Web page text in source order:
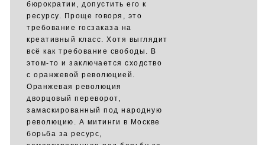
бюрократии, допустить его к
ресурсу. Проще говоря, это
требование госзаказа на
креативный класс. Хотя выглядит
всё как требование свободы. В
этом-то и заключается сходство
с оранжевой революцией.
Оранжевая революция
дворцовый переворот,
замаскированный под народную
революцию. А митинги в Москве
борьба за ресурс,